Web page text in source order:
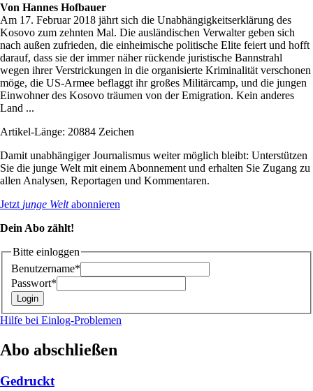
Von Hannes Hofbauer
Am 17. Februar 2018 jährt sich die Unabhängigkeitserklärung des
Kosovo zum zehnten Mal. Die ausländischen Verwalter geben sich
nach außen zufrieden, die einheimische politische Elite feiert und hofft
darauf, dass sie der immer näher rückende juristische Bannstrahl
wegen ihrer Verstrickungen in die organisierte Kriminalität verschonen
möge, die US-Armee beflaggt ihr großes Militärcamp, und die jungen
Einwohner des Kosovo träumen von der Emigration. Kein anderes
Land ...
Artikel-Länge: 20884 Zeichen
Damit unabhängiger Journalismus weiter möglich bleibt: Unterstützen
Sie die junge Welt mit einem Abonnement und erhalten Sie Zugang zu
allen Analysen, Reportagen und Kommentaren.
Jetzt junge Weltabonnieren
Dein Abo zählt!
Bitte einloggen
Benutzername*
Passwort*
Hilfe bei Einlog-Problemen
Abo abschließen
Gedruckt